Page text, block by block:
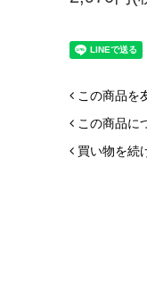
この商品を
この商品に
買い物を続